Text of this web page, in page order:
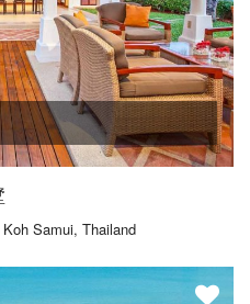
Samui, Thailand